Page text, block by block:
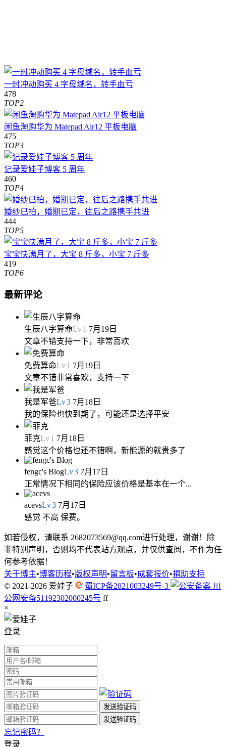
一时冲动购买 4 字母域名，转手血亏
478
TOP2
闲鱼淘购华为 Matepad Air12 平板电脑
475
TOP3
记录爱娃子博客 5 周年
460
TOP4
婚纱已拍，婚期已定，往后之路携手共进
444
TOP5
宝宝快满月了，大宝 8 斤多，小宝 7 斤多
419
TOP6
最新评论
生辰八字算命Lv1 7月19日
文章不错支持一下，非常喜欢
免费算命Lv1 7月19日
文章不错非常喜欢，支持一下
我是军爸Lv3 7月18日
我的保险也快到期了，可能还是选择平安
菲克Lv1 7月18日
感觉这个价格也还不错啊，新能源的就贵多了
fengc's BlogLv3 7月17日
正常情况下相同的保险应该价格是基本在一个...
acevsLv3 7月17日
感觉 不高 保费。
如若侵权，请联系 2682073569@qq.com进行处理，谢谢！除
非特别声明，否则均不代表站方观点，并仅供查阅，不作为任
何参考依据！
关于博主•博客历程•版权声明•留言板•成套报价•捐助支持
© 2021-2026 爱娃子 蜀ICP备2021003249号-3
川
公网安备51192302000245号 ff
×
登录
忘记密码？
登录